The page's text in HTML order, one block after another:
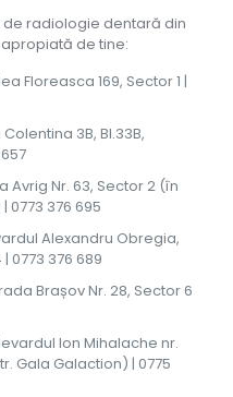
radiologie dentară din
de tine:
Floreasca 169, Sector 1 |
3B, Bl.33B,
Avrig Nr. 63, Sector 2 (în
376 695
Alexandru Obregia,
0773 376 689
Brașov Nr. 28, Sector 6
Ion Mihalache nr.
Gala Galaction) | 0775